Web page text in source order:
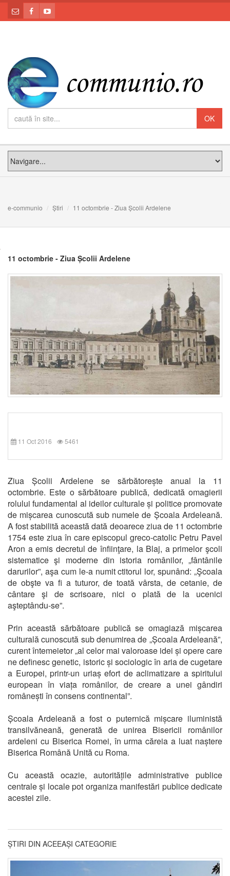
e-communio Știri 11 octombrie - Ziua Școlii Ardelene
11 octombrie - Ziua Școlii Ardelene
11 Oct 2016 5461
Ziua Școlii Ardelene se sărbătorește anual la 11
octombrie. Este o sărbătoare publică, dedicată omagierii
rolului fundamental al ideilor culturale și politice promovate
de mișcarea cunoscută sub numele de Școala Ardeleană.
A fost stabilită această dată deoarece ziua de 11 octombrie
1754 este ziua în care episcopul greco-catolic Petru Pavel
Aron a emis decretul de înfiinţare, la Blaj, a primelor şcoli
sistematice şi moderne din istoria românilor, „fântânile
darurilor”, aşa cum le-a numit ctitorul lor, spunând: „Şcoala
de obşte va fi a tuturor, de toată vârsta, de cetanie, de
cântare şi de scrisoare, nici o plată de la ucenici
aşteptându-se”.
Prin această sărbătoare publică se omagiază mișcarea
culturală cunoscută sub denumirea de „Școala Ardeleană”,
curent întemeietor „al celor mai valoroase idei și opere care
ne definesc genetic, istoric și sociologic în aria de cugetare
a Europei, printr-un uriaș efort de aclimatizare a spiritului
european în viața românilor, de creare a unei gândiri
românești în consens continental”.
Școala Ardeleană a fost o puternică mișcare iluministă
transilvăneană, generată de unirea Bisericii românilor
ardeleni cu Biserica Romei, în urma căreia a luat naștere
Biserica Română Unită cu Roma.
Cu această ocazie, autoritățile administrative publice
centrale și locale pot organiza manifestări publice dedicate
acestei zile.
ȘTIRI DIN ACEEAȘI CATEGORIE